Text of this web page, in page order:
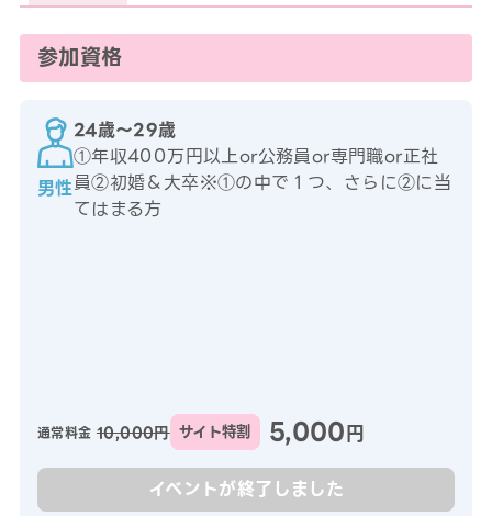
参加資格
男性
24歳〜29歳
①年収400万円以上or公務員or専門職or正社
員②初婚＆大卒※①の中で１つ、さらに②に当
てはまる方
通常料金 10,000円 サイト特割 5,000円
イベントが終了しました